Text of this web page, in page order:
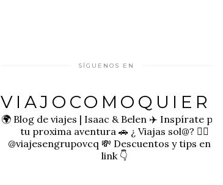
SÍGUENOS EN
VIAJOCOMOQUIERO
🌍 Blog de viajes | Isaac & Belen✈️ Inspírate para
tu proxima aventura🚗 ¿ Viajas sol@? 👉🏻
@viajesengrupovcq 💸 Descuentos y tips en el
link 👇